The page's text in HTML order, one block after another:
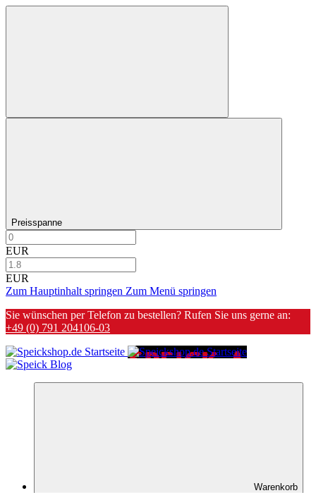
Preisspanne
EUR
EUR
Zum Hauptinhalt springen Zum Menü springen
Sie wünschen per Telefon zu bestellen? Rufen Sie uns gerne an:
+49 (0) 791 204106-03
Warenkorb